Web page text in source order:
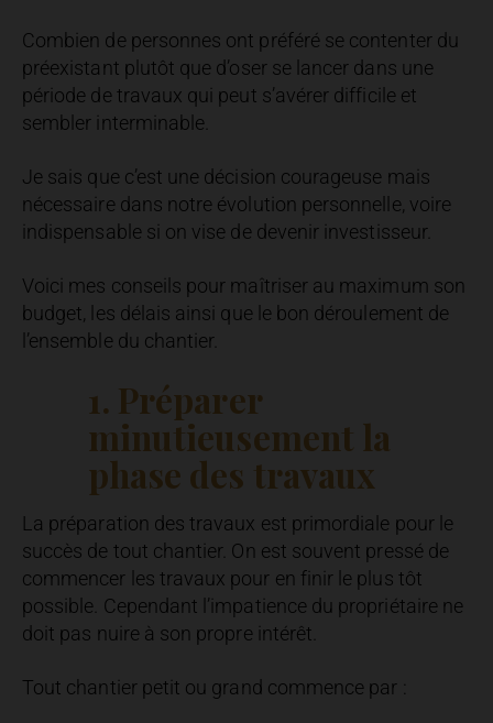
Combien de personnes ont préféré se contenter du
préexistant plutôt que d’oser se lancer dans une
période de travaux qui peut s’avérer difficile et
sembler interminable.
Je sais que c’est une décision courageuse mais
nécessaire dans notre évolution personnelle, voire
indispensable si on vise de devenir investisseur.
Voici mes conseils pour maîtriser au maximum son
budget, les délais ainsi que le bon déroulement de
l’ensemble du chantier.
1. Préparer
minutieusement la
phase des travaux
La préparation des travaux est primordiale pour le
succès de tout chantier. On est souvent pressé de
commencer les travaux pour en finir le plus tôt
possible. Cependant l’impatience du propriétaire ne
doit pas nuire à son propre intérêt.
Tout chantier petit ou grand commence par :